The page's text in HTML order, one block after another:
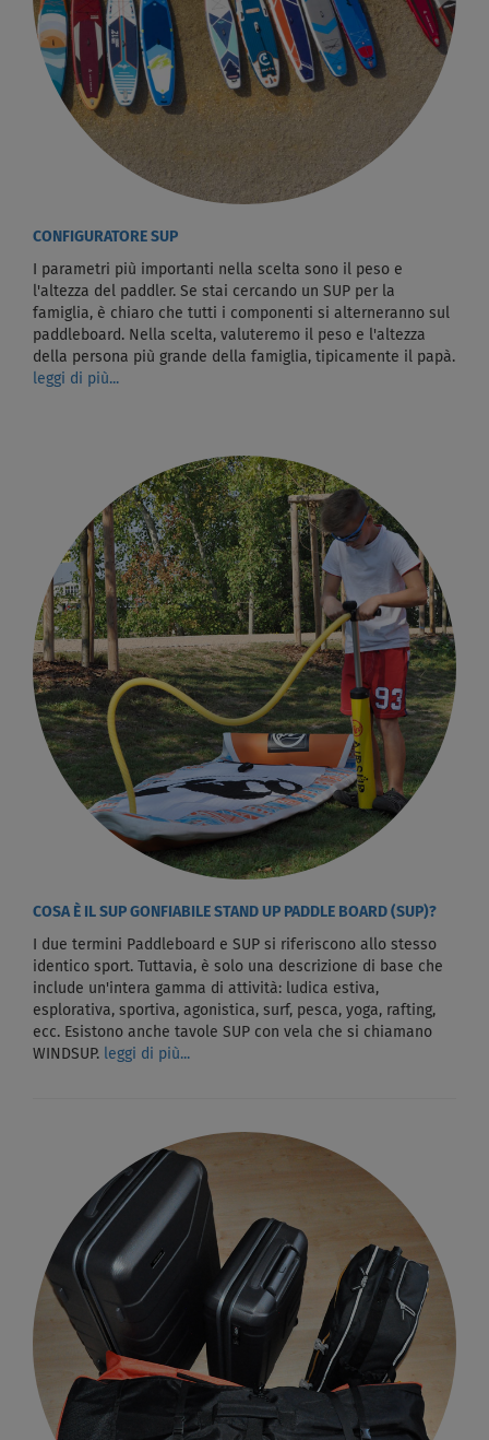
CONFIGURATORE SUP
I parametri più importanti nella scelta sono il peso e
l'altezza del paddler. Se stai cercando un SUP per la
famiglia, è chiaro che tutti i componenti si alterneranno sul
paddleboard. Nella scelta, valuteremo il peso e l'altezza
della persona più grande della famiglia, tipicamente il papà.
leggi di più...
COSA È IL SUP GONFIABILE STAND UP PADDLE BOARD (SUP)?
I due termini Paddleboard e SUP si riferiscono allo stesso
identico sport. Tuttavia, è solo una descrizione di base che
include un'intera gamma di attività: ludica estiva,
esplorativa, sportiva, agonistica, surf, pesca, yoga, rafting,
ecc. Esistono anche tavole SUP con vela che si chiamano
WINDSUP.
leggi di più...